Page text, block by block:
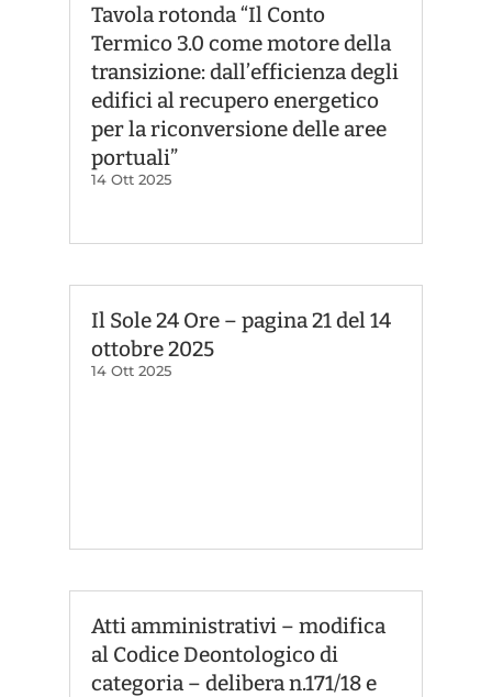
Tavola rotonda “Il Conto
Termico 3.0 come motore della
transizione: dall’efficienza degli
edifici al recupero energetico
per la riconversione delle aree
portuali”
14 Ott 2025
Il Sole 24 Ore – pagina 21 del 14
ottobre 2025
14 Ott 2025
Atti amministrativi – modifica
al Codice Deontologico di
categoria – delibera n.171/18 e